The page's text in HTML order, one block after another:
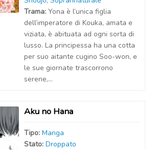
Trama: Yona è l’unica figlia
dell’imperatore di Kouka, amata e
viziata, è abituata ad ogni sorta di
lusso. La principessa ha una cotta
per suo aitante cugino Soo-won, e
le sue giornate trascorrono
serene,...
Aku no Hana
Tipo: Manga
Stato: Droppato